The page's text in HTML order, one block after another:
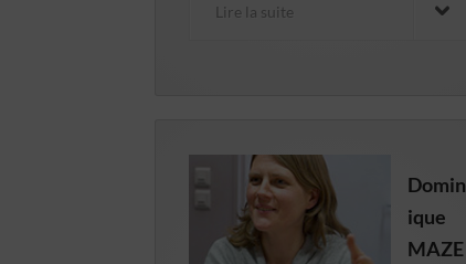
Lire la suite
Domin
ique
MAZE